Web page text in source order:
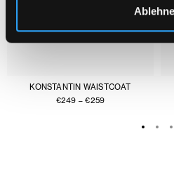
KONSTANTIN WAISTCOAT
€249 –€259